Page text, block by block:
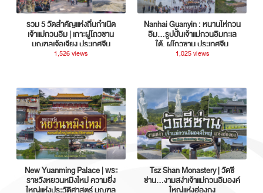
รวม 5 วัดสำคัญแห่งถิ่นกำเนิด
เจ้าแม่กวนอิม | เกาะผู่โถวซาน
มณฑลเจ้อเจียง ประเทศจีน
1,526 views
Nanhai Guanyin : หนานไห่กวน
อิม...รูปปั้นเจ้าแม่กวนอิมทะเล
ใต้, ผู่โถวซาน ประเทศจีน
1,025 views
New Yuanming Palace | พระ
ราชวังหยวนหมิงใหม่ ความยิ่ง
ใหญ่แห่งประวัติศาสตร์ มณฑล
Tsz Shan Monastery | วัดซี
ซ่าน…งามสง่าเจ้าแม่กวนอิมองค์
ใหญ่แห่งฮ่องกง